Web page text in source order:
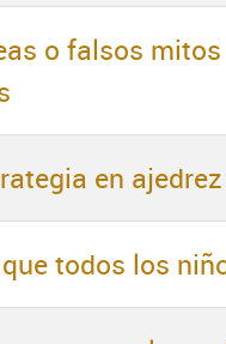
o falsos
en ajedrez
todos los